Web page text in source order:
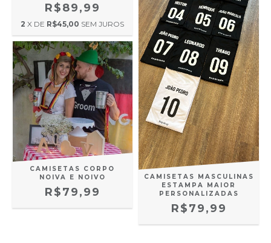
R$89,99
2 X DE R$45,00 SEM JUROS
CAMISETAS MASCULINAS
ESTAMPA MAIOR
PERSONALIZADAS
R$79,99
CAMISETAS CORPO
NOIVA E NOIVO
R$79,99